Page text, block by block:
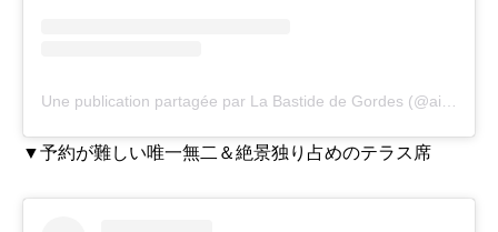
Une publication partagée par La Bastide de Gordes (@airellesgordes)
▼予約が難しい唯一無二＆絶景独り占めのテラス席